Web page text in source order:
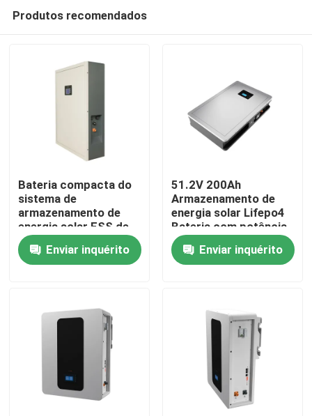
Casa
Produtos
Quem Somos
Produtos recomendados
Bateria compacta do
sistema de
armazenamento de
energia solar ESS de
51.2V 200Ah para um
desempenho ideal
Enviar inquérito
51.2V 200Ah
Armazenamento de
energia solar Lifepo4
Bateria com potência
nominal 10,24KWh
95%DODEnviar inquérito